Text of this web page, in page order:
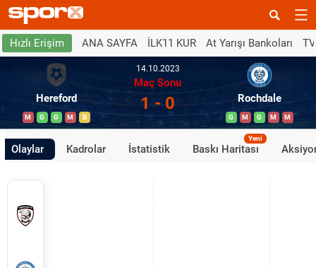
Hızlı Erişim ANA SAYFA İLK11 KUR At Yarışı Bankoları
Hereford
M G G M B
14.10.2023
Maç Sonu
1 - 0 Rochdale
G M G M M
Olaylar Kadrolar İstatistik Baskı Haritası
Yeni